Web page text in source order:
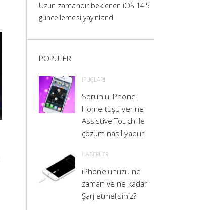
Uzun zamandır beklenen iOS 14.5
güncellemesi yayınlandı
POPULER
İPUÇLARI
Sorunlu iPhone
Home tuşu yerine
Assistive Touch ile
çözüm nasıl yapılır
HABERLER
iPhone'unuzu ne
zaman ve ne kadar
Şarj etmelisiniz?